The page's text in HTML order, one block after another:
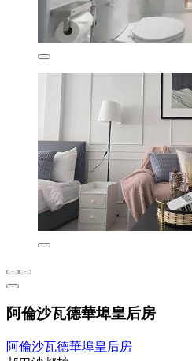
阿倫沙瓦德華埠皇后房
阿倫沙瓦德華埠皇后房